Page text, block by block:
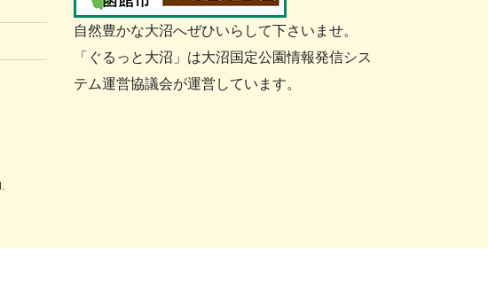
自然豊かな大沼へぜひいらして下さいませ。
「ぐるっと大沼」は大沼国定公園情報発信シス
テム運営協議会が運営しています。